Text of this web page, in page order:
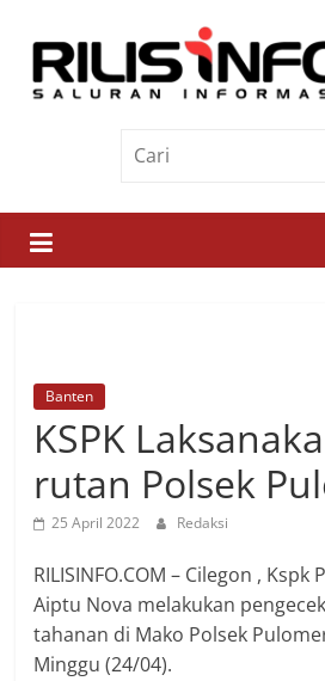
contentRilis
Saluran
Informasi
Banten
KSPK
rutan Polsek
25 April 2022 Redaksi
RILISINFO.COM – Cilegon ,
Aiptu Nova melakukan
tahanan di Mako Polsek
Minggu (24/04).